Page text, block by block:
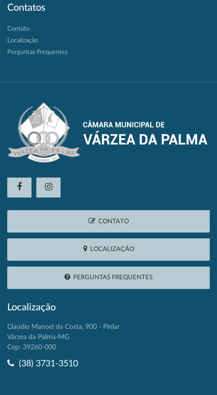
Contatos
Contato
Localização
Perguntas Frequentes
CONTATO
LOCALIZAÇÃO
PERGUNTAS FREQUENTES
Localização
Claúdio Manoel da Costa, 900 - Pinlar
Várzea da Palma-MG
Cep: 39260-000
(38) 3731-3510